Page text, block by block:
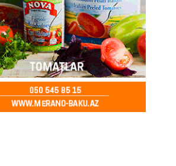
qadının milyonluq mirası ilə
546 min manatı 20
- 17:15 318
həmləsinə start verib
- 17:00